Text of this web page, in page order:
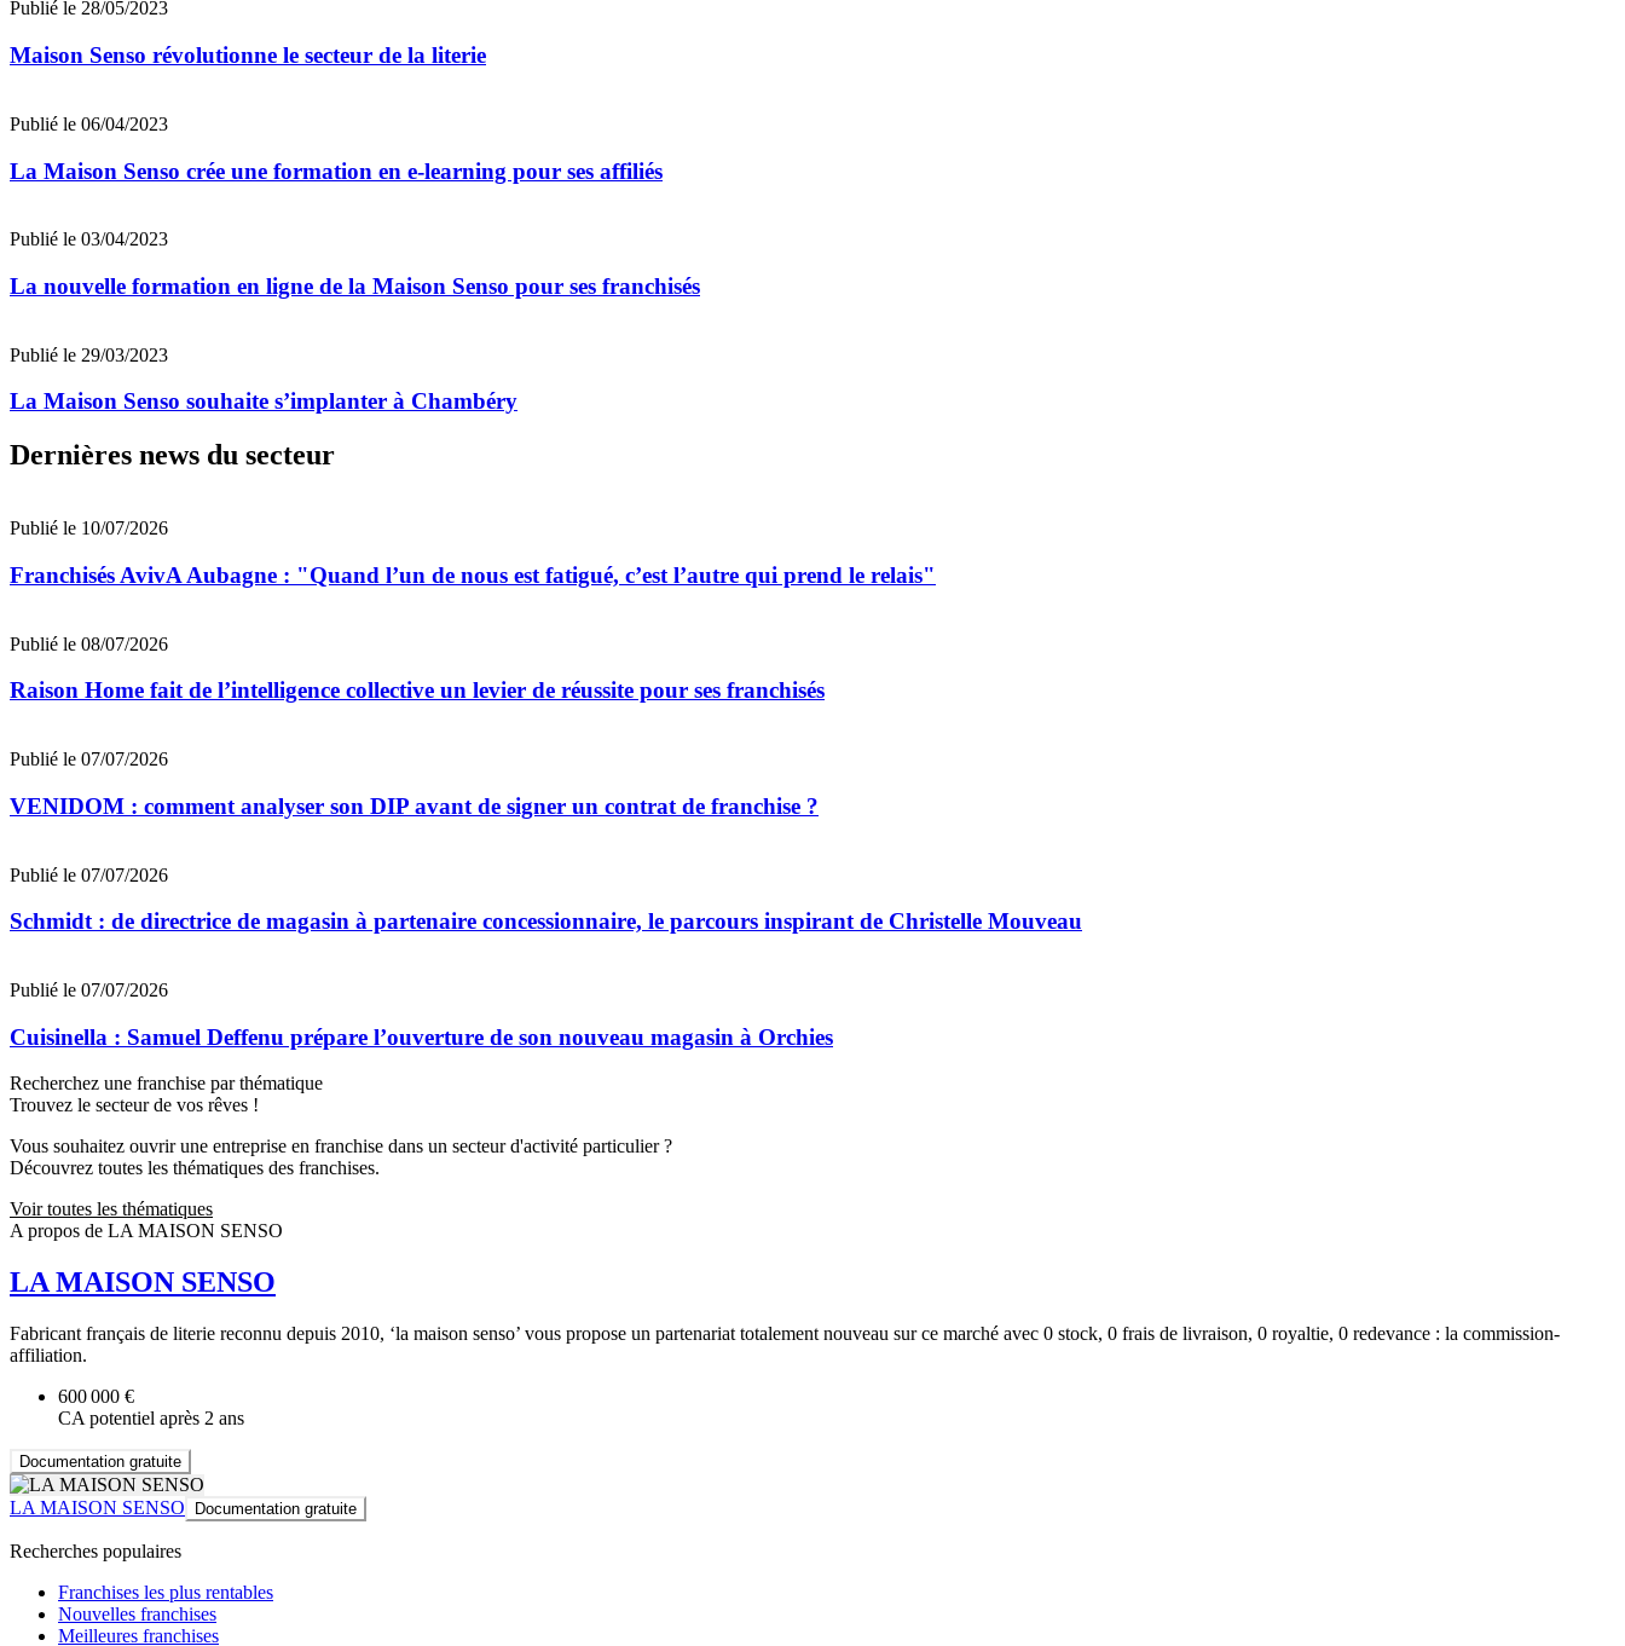
Publié le 28/05/2023
Maison Senso révolutionne le secteur de la literie
Publié le 06/04/2023
La Maison Senso crée une formation en e-learning pour ses affiliés
Publié le 03/04/2023
La nouvelle formation en ligne de la Maison Senso pour ses franchisés
Publié le 29/03/2023
La Maison Senso souhaite s’implanter à Chambéry
Dernières news du secteur
Publié le 10/07/2026
Franchisés AvivA Aubagne : "Quand l’un de nous est fatigué, c’est l’autre qui prend le relais"
Publié le 08/07/2026
Raison Home fait de l’intelligence collective un levier de réussite pour ses franchisés
Publié le 07/07/2026
VENIDOM : comment analyser son DIP avant de signer un contrat de franchise ?
Publié le 07/07/2026
Schmidt : de directrice de magasin à partenaire concessionnaire, le parcours inspirant de Christelle Mouveau
Publié le 07/07/2026
Cuisinella : Samuel Deffenu prépare l’ouverture de son nouveau magasin à Orchies
Recherchez une franchise par thématique
Trouvez le secteur de vos rêves !
Vous souhaitez ouvrir une entreprise en franchise dans un secteur d'activité particulier ?
Découvrez toutes les thématiques des franchises.
Voir toutes les thématiques
A propos de LA MAISON SENSO
LA MAISON SENSO
Fabricant français de literie reconnu depuis 2010, ‘la maison senso’ vous propose un partenariat totalement nouveau sur ce marché avec 0 stock, 0 frais de livraison, 0 royaltie, 0 redevance : la commission-
affiliation.
600 000 €
CA potentiel après 2 ans
Documentation gratuite
LA MAISON SENSO Documentation gratuite
Recherches populaires
Franchises les plus rentables
Nouvelles franchises
Meilleures franchises